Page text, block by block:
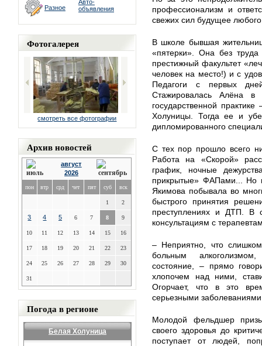
Разное
Авто-
объявления
Фотогалерея
смотреть все фотографии
Архив новостей
август
2026
пон втр срд чет пят суб вск
1 2
3 4 5 6 7 8 9
10 11 12 13 14 15 16
17 18 19 20 21 22 23
24 25 26 27 28 29 30
31
Погода в регионе
Белая Холуница
профессионализм и
свежих сил будущее
В школе бывшая
«пятерки». Она без
престижный факультет
человек на место!) и с
Педагоги с первых дней
Стажировалась Алёна в
государственной
Холуницы. Тогда ее и
дипломированного
С тех пор прошло всего
Работа на «Скорой»
график, ночные
прикрытые» ФАПами... Но
Якимова побывала во
быстрого принятия
преступлениях и ДТП. В
консультациям с
– Неприятно, что
больным
состояние, – прямо
хлопочем над ними,
Огорчает, что в это
серьезными
Молодой фельдшер
своего здоровья до
поступает от людей,